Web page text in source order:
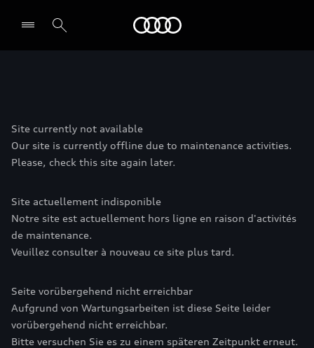
Audi
Site currently not available
Our site is currently offline due to maintenance activities.
Please, check this site again later.
Site actuellement indisponible
Notre site est actuellement hors ligne en raison d'activités
de maintenance.
Veuillez consulter à nouveau ce site plus tard.
Seite vorübergehend nicht erreichbar
Aufgrund von Wartungsarbeiten ist diese Seite leider
vorübergehend nicht erreichbar.
Bitte versuchen Sie es zu einem späteren Zeitpunkt erneut.